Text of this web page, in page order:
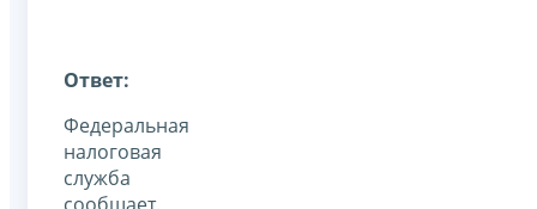
Ответ:
Федеральная
налоговая
служба